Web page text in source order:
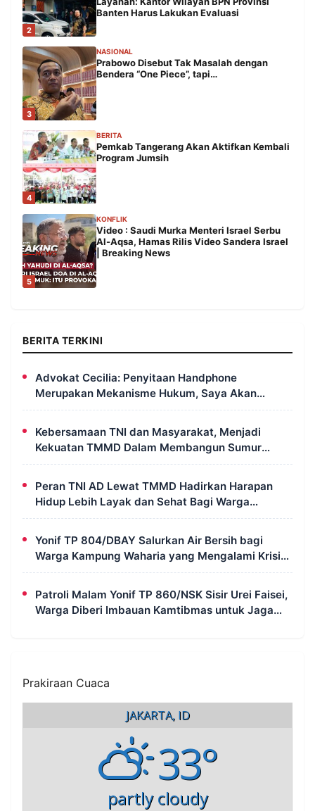
2
Banten Harus Lakukan Evaluasi
3
NASIONAL
Prabowo Disebut Tak Masalah dengan
Bendera “One Piece”, tapi…
4
BERITA
Pemkab Tangerang Akan Aktifkan Kembali
Program Jumsih
5
KONFLIK
Video : Saudi Murka Menteri Israel Serbu
Al-Aqsa, Hamas Rilis Video Sandera Israel
| Breaking News
BERITA TERKINI
Advokat Cecilia: Penyitaan Handphone
Merupakan Mekanisme Hukum, Saya Akan
Kooperatif Apabila Diminta Penyidik dan Tidak
Kebersamaan TNI dan Masyarakat, Menjadi
Kekuatan TMMD Dalam Membangun Sumur
Galian di Wanam
Peran TNI AD Lewat TMMD Hadirkan Harapan
Hidup Lebih Layak dan Sehat Bagi Warga
Kampung Wanam
Yonif TP 804/DBAY Salurkan Air Bersih bagi
Warga Kampung Waharia yang Mengalami Krisis
Air
Patroli Malam Yonif TP 860/NSK Sisir Urei Faisei,
Warga Diberi Imbauan Kamtibmas untuk Jaga
Prakiraan Cuaca
JAKARTA, ID
33°
partly cloudy